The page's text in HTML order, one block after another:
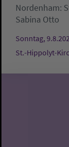
Nordenham:
Sabina Otto
Sonntag,
St.-Hippolyt-